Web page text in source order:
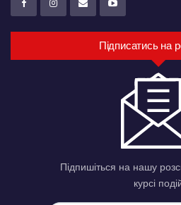
Підписатись на
Підпишіться на нашу
курсі